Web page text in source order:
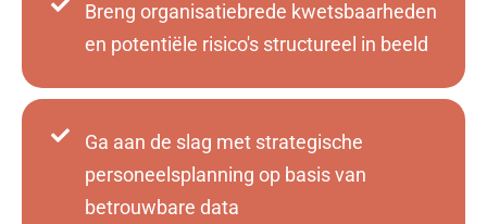
Breng organisatiebrede kwetsbaarheden
en potentiële risico's structureel in beeld
Ga aan de slag met strategische
personeelsplanning op basis van
betrouwbare data